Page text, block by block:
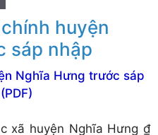
huyện
sáp nhập
xã huyện Nghĩa Hưng ₫